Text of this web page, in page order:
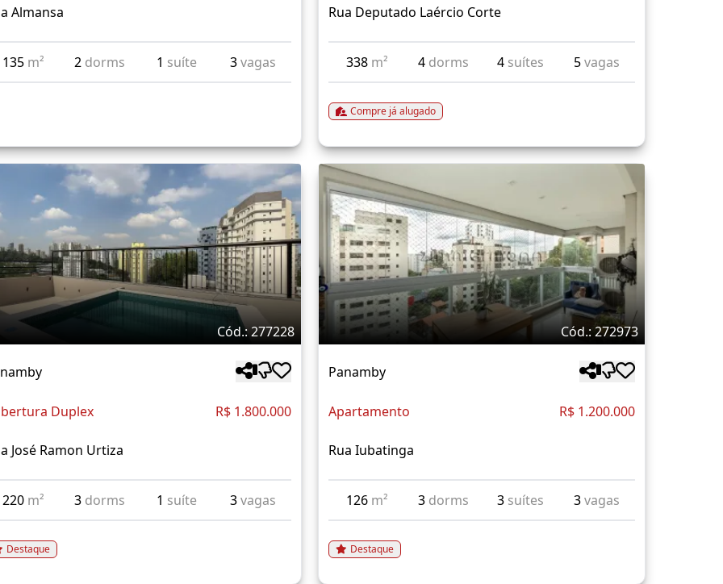
Almansa
135 m² 2 dorms 1 suíte 3vagas
Rua Deputado Laércio Corte
338 m² 4 dorms 4 suítes 5vagas
Compre já alugado
Cód.: 277228
Duplex R$ 1.800.000
José Ramon Urtiza
220 m² 3 dorms 1 suíte 3vagas
Destaque
Cód.: 272973
Panamby
Apartamento R$ 1.200.000
Rua Iubatinga
126 m² 3 dorms 3 suítes 3vagas
Destaque